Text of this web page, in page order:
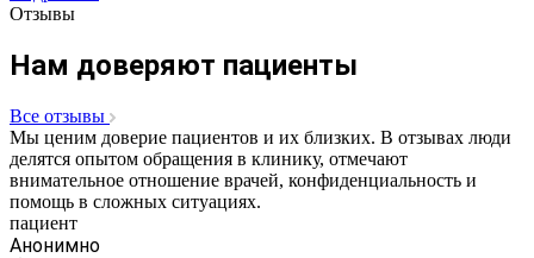
Отзывы
Нам доверяют пациенты
Все отзывы
Мы ценим доверие пациентов и их близких. В отзывах люди
делятся опытом обращения в клинику, отмечают
внимательное отношение врачей, конфиденциальность и
помощь в сложных ситуациях.
пациент
Анонимно